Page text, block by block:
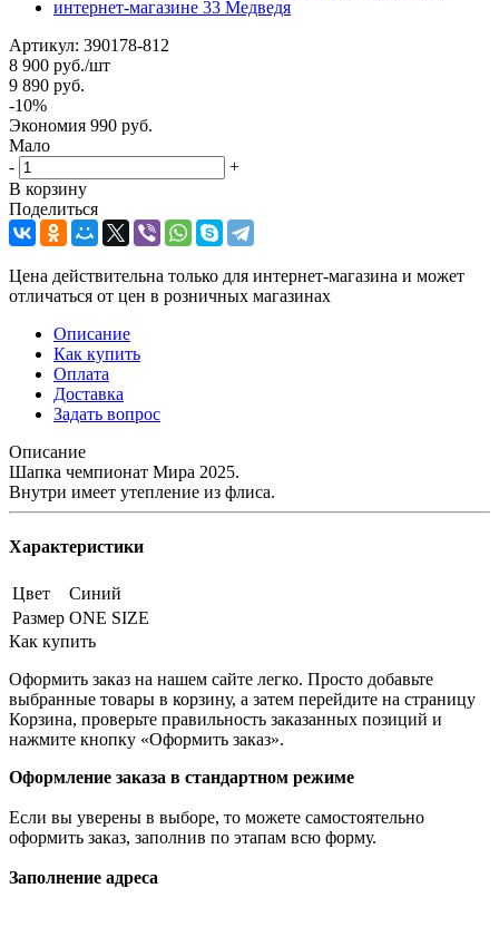
Артикул: 390178-812
8 900 руб./шт
9 890 руб.
-10%
Экономия 990 руб.
Мало
-
+
В корзину
Поделиться
Цена действительна только для интернет-магазина и может
отличаться от цен в розничных магазинах
Описание
Как купить
Оплата
Доставка
Задать вопрос
Описание
Шапка чемпионат Мира 2025.
Внутри имеет утепление из флиса.
Характеристики
Цвет
Синий
Размер ONE SIZE
Как купить
Оформить заказ на нашем сайте легко. Просто добавьте
выбранные товары в корзину, а затем перейдите на страницу
Корзина, проверьте правильность заказанных позиций и
нажмите кнопку «Оформить заказ».
Оформление заказа в стандартном режиме
Если вы уверены в выборе, то можете самостоятельно
оформить заказ, заполнив по этапам всю форму.
Заполнение адреса